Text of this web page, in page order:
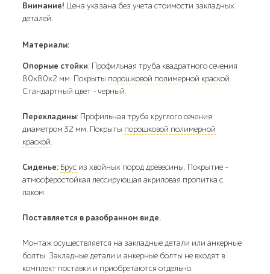
Внимание! Цена указана без учета стоимости закладных
деталей.
Материалы:
Опорные стойки: Профильная труба квадратного сечения
80х80х2 мм. Покрыты порошковой полимерной краской.
Стандартный цвет - черный.
Перекладины: Профильная труба круглого сечения
диаметром 32 мм. Покрыты порошковой полимерной
краской.
Сиденье: Брус из хвойных пород древесины. Покрытие -
атмосферостойкая лессирующая акриловая пропитка с
лаком.
Поставляется в разобранном виде.
Монтаж осуществляется на закладные детали или анкерные
болты. Закладные детали и анкерные болты не входят в
комплект поставки и приобретаются отдельно.